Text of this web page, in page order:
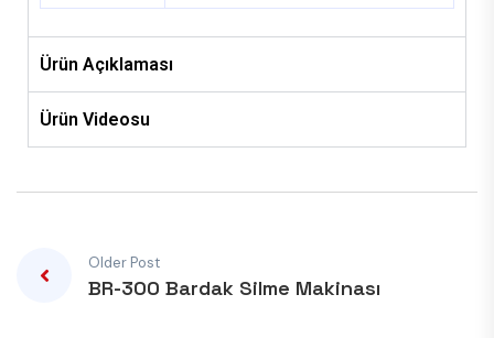
Ürün Açıklaması
Ürün Videosu
Older Post
BR-300 Bardak Silme Makinası